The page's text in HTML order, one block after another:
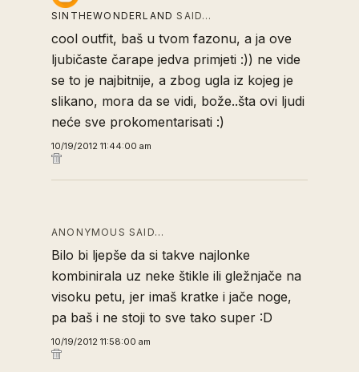
SINTHEWONDERLAND SAID…
cool outfit, baš u tvom fazonu, a ja ove
ljubičaste čarape jedva primjeti :)) ne vide
se to je najbitnije, a zbog ugla iz kojeg je
slikano, mora da se vidi, bože..šta ovi ljudi
neće sve prokomentarisati :)
10/19/2012 11:44:00 am
ANONYMOUS SAID…
Bilo bi ljepše da si takve najlonke
kombinirala uz neke štikle ili gležnjače na
visoku petu, jer imaš kratke i jače noge,
pa baš i ne stoji to sve tako super :D
10/19/2012 11:58:00 am